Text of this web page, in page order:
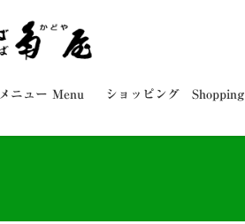
メニュー Menu ショッピング Shopping